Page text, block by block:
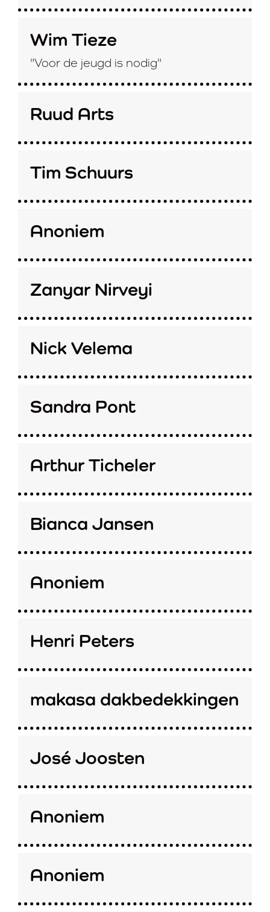
Wim Tieze
"Voor de jeugd is nodig"
Ruud Arts
Tim Schuurs
Anoniem
Zanyar Nirveyi
Nick Velema
Sandra Pont
Arthur Ticheler
Bianca Jansen
Anoniem
Henri Peters
makasa dakbedekkingen
José Joosten
Anoniem
Anoniem